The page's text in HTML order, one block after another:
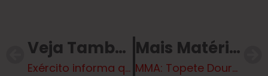
Veja Também
Exército informa que colabora com investigações após a prisão do general Braga Netto
Mais Matérias
MMA: Topete Dourado foi nocauteado antes de ser preso por bater na ex